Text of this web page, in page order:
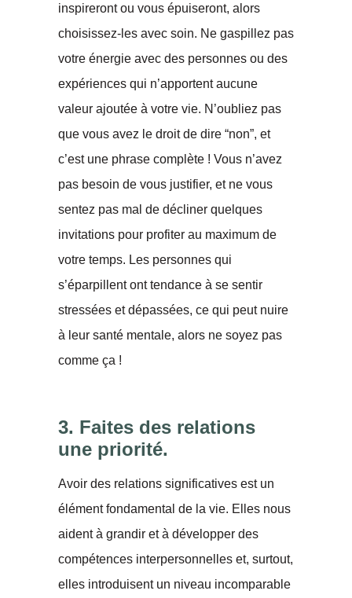
inspireront ou vous épuiseront, alors
choisissez-les avec soin. Ne gaspillez pas
votre énergie avec des personnes ou des
expériences qui n’apportent aucune
valeur ajoutée à votre vie. N’oubliez pas
que vous avez le droit de dire “non”, et
c’est une phrase complète ! Vous n’avez
pas besoin de vous justifier, et ne vous
sentez pas mal de décliner quelques
invitations pour profiter au maximum de
votre temps. Les personnes qui
s’éparpillent ont tendance à se sentir
stressées et dépassées, ce qui peut nuire
à leur santé mentale, alors ne soyez pas
comme ça !
3. Faites des relations
une priorité.
Avoir des relations significatives est un
élément fondamental de la vie. Elles nous
aident à grandir et à développer des
compétences interpersonnelles et, surtout,
elles introduisent un niveau incomparable